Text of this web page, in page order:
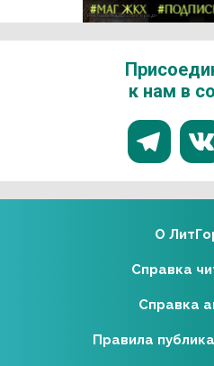
к нам в
Реклама 16+ АО «ЛитГород»
О
Справка
Справка
Правила